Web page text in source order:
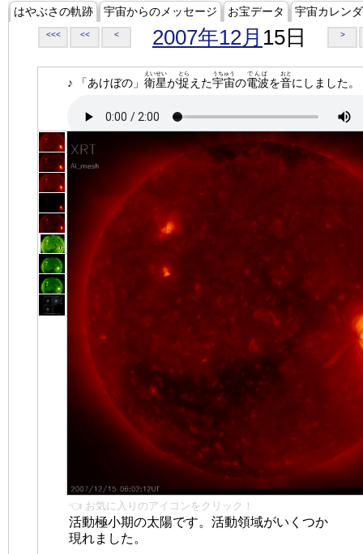
はやぶさの軌跡 宇宙からのメッセージ お宝データ 宇宙カレン
<<< << < 2007年12月 15日 >
♪ 「あけぼの」 衛星
えいせい
が捉
とら
えた宇宙
うちゅう
の電波
でんぱ
を音
おと
にしました。
👈 お気に入りのアイコンをクリック！
活動極小期の太陽です。活動領域がいくつか
現れました。